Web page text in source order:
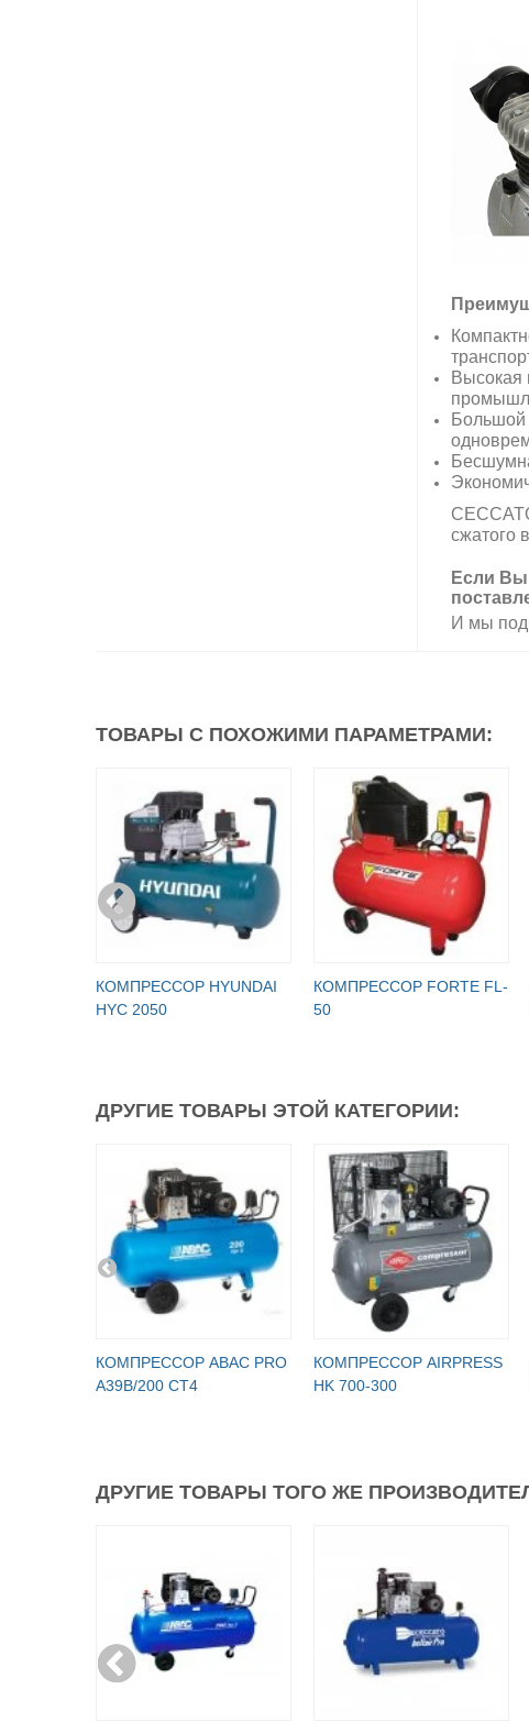
Высокая
Большой
сжатого
Если Вы
И мы
ТОВАРЫ С ПОХОЖИМИ ПАРАМЕТРАМИ:
КОМПРЕССОР HYUNDAI
HYC 2050
КОМПРЕССОР FORTE FL-
50
ДРУГИЕ ТОВАРЫ ЭТОЙ КАТЕГОРИИ:
КОМПРЕССОР ABAC PRO
A39B/200 CT4
КОМПРЕССОР AIRPRESS
HK 700-300
ДРУГИЕ ТОВАРЫ ТОГО ЖЕ